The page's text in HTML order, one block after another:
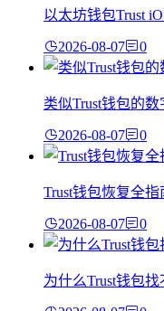
以太坊钱包Trust
2026-08-07 0
类似Trust钱包的
2026-08-07 0
Trust钱包恢复全
2026-08-07 0
为什么Trust钱包